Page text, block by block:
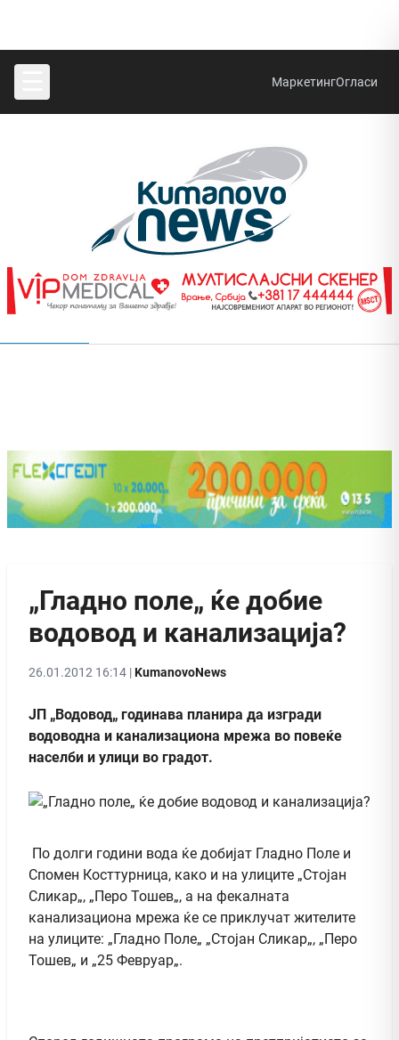
МаркетингОгласи
„Гладно поле„ ќе добие
водовод и канализација?
26.01.2012 16:14 |KumanovoNews
ЈП „Водовод„ годинава планира да изгради
водоводна и канализациона мрежа во повеќе
населби и улици во градот.
По долги години вода ќе добијат Гладно Поле и
Спомен Косттурница, како и на улиците „Стојан
Сликар„, „Перо Тошев„, а на фекалната
канализациона мрежа ќе се приклучат жителите
на улиците: „Гладно Поле„ „Стојан Сликар„, „Перо
Тошев„ и „25 Февруар„.